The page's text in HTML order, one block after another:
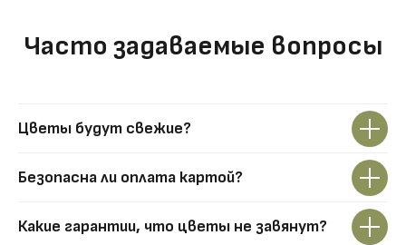
Часто задаваемые вопросы
Цветы будут свежие?
Безопасна ли оплата картой?
Какие гарантии, что цветы не завянут?